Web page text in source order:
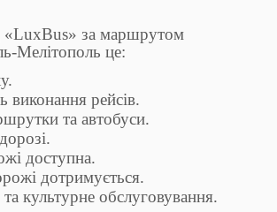
«LuxBus» за маршрутом
Мелітополь це:
виконання рейсів.
та автобуси.
доступна.
дотримується.
та культурне обслуговування.